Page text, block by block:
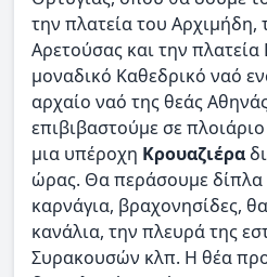
την πλατεία του Αρχιμήδη,
Αρετούσας και την
μοναδικό Καθεδρικό ναό
αρχαίο ναό της θεάς
επιβιβαστούμε σε
μια υπέροχη Κρουαζιέρα
ώρας. Θα περάσουμε
καρνάγια, βραχονησίδες,
κανάλια, την πλευρά της
Συρακουσών κλπ. Η θέα